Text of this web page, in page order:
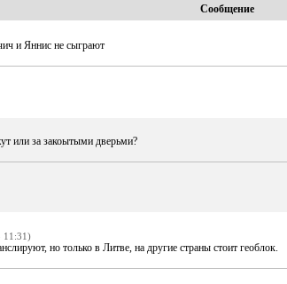
Сообщение
и Яннис не сыграют
или за закоытыми дверьми?
11:31)
но только в Литве, на другие страны стоит геоблок.